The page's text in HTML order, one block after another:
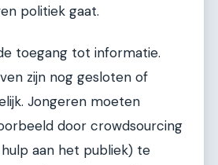
politiek gaat.
toegang tot informatie.
zijn nog gesloten of
Jongeren moeten
door crowdsourcing
aan het publiek) te